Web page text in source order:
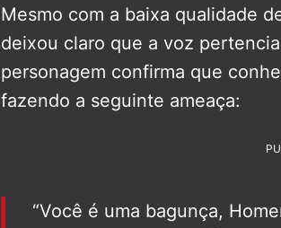
Mesmo com a baixa qualidade
deixou claro que a voz
personagem confirma que
fazendo a seguinte ameaça:
“Você é uma bagunça,